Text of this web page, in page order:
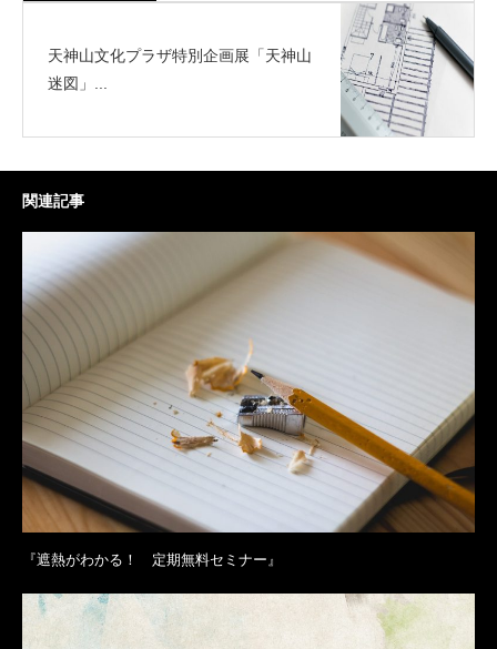
天神山文化プラザ特別企画展「天神山
迷図」...
関連記事
『遮熱がわかる！ 定期無料セミナー』